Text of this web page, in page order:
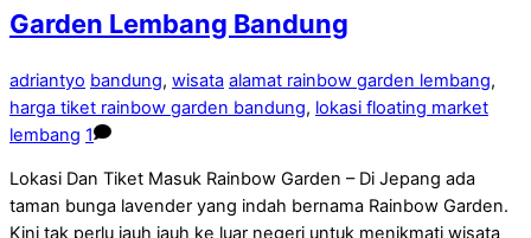
Garden Lembang Bandung
adriantyo bandung, wisata alamat rainbow garden lembang,
harga tiket rainbow garden bandung, lokasi floating market
lembang 1
Lokasi Dan Tiket Masuk Rainbow Garden – Di Jepang ada
taman bunga lavender yang indah bernama Rainbow Garden.
Kini tak perlu jauh jauh ke luar negeri untuk menikmati wisata